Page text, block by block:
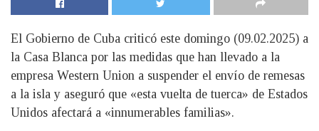
El Gobierno de Cuba criticó este domingo (09.02.2025) a
la Casa Blanca por las medidas que han llevado a la
empresa Western Union a suspender el envío de remesas
a la isla y aseguró que «esta vuelta de tuerca» de Estados
Unidos afectará a «innumerables familias».